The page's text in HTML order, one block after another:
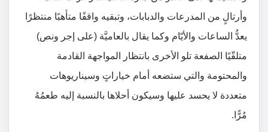
وأرتالٍ من المدرعات والدبابات، وتبقيه واقفًا متأهبًا منتظرًا
يعدُّ الساعات والأيّام وكما يقال بالعاميَّة (على إجر ونص)
متلقّيًا الصفعة تلو الأخرى بانتظار المواجهة القادمة
والمحتومة والتي ستضعه أمام خياراتٍ وسيناريوهات
متعددة لا يحسد عليها وسيكون أحلاها بالنسبة إليه طعمُهُ
مُرًّا.